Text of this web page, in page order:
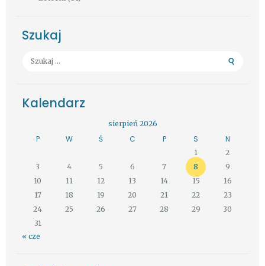
Szukaj
Szukaj:
Kalendarz
sierpień 2026
P W Ś C P S N
1
2
3
4 5 6 7 8
9
10
11 12 13 14 15
16
17
18 19 20 21 22
23
24
25 26 27 28 29
30
31
« cze